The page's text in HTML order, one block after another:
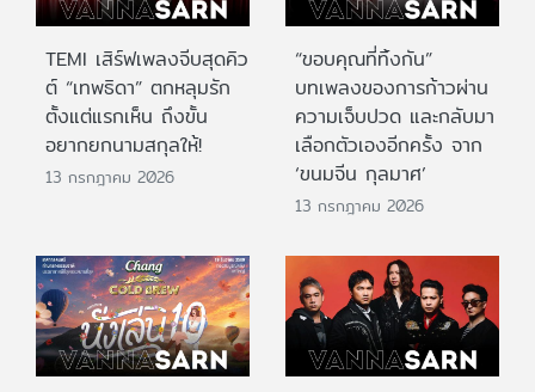
TEMI เสิร์ฟเพลงจีบสุดคิว
ต์ “เทพธิดา” ตกหลุมรัก
ตั้งแต่แรกเห็น ถึงขั้น
อยากยกนามสกุลให้!
13 กรกฎาคม 2026
“ขอบคุณที่ทิ้งกัน”
บทเพลงของการก้าวผ่าน
ความเจ็บปวด และกลับมา
เลือกตัวเองอีกครั้ง จาก
‘ขนมจีน กุลมาศ’
13 กรกฎาคม 2026